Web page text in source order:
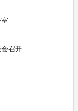
召开